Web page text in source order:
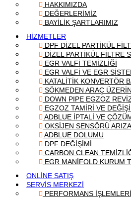
HAKKIMIZDA
DEĞERLERİMİZ
BAYİLİK ŞARTLARIMIZ
HİZMETLER
DPF DİZEL PARTİKÜL
DİZEL PARTİKÜL FİLTRE
EGR VALFİ TEMİZLİĞİ
EGR VALFİ VE EGR
KATALİTİK KONVERTÖR
SÖKMEDEN ARAÇ
DOWN PIPE EGZOZ
EGZOZ TAMİRİ VE
ADBLUE İPTALİ VE
OKSİJEN SENSÖRÜ
ADBLUE DOLUMU
DPF DEĞİŞİMİ
CARBON CLEAN
EGR MANİFOLD KURUM
ONLİNE SATIŞ
SERVİS MERKEZİ
PERFORMANS İŞLEMLERİ